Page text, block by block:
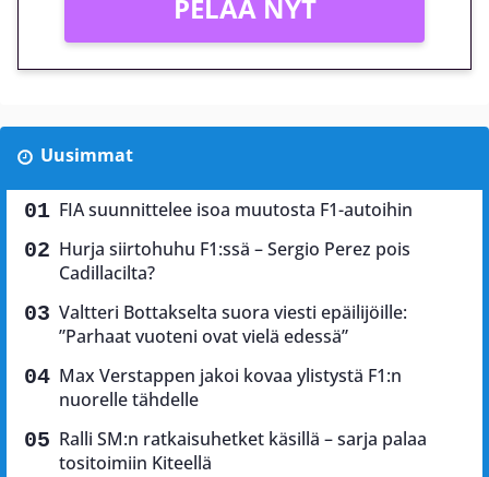
PELAA NYT
Uusimmat
FIA suunnittelee isoa muutosta F1-autoihin
Hurja siirtohuhu F1:ssä – Sergio Perez pois
Cadillacilta?
Valtteri Bottakselta suora viesti epäilijöille:
”Parhaat vuoteni ovat vielä edessä”
Max Verstappen jakoi kovaa ylistystä F1:n
nuorelle tähdelle
Ralli SM:n ratkaisuhetket käsillä – sarja palaa
tositoimiin Kiteellä